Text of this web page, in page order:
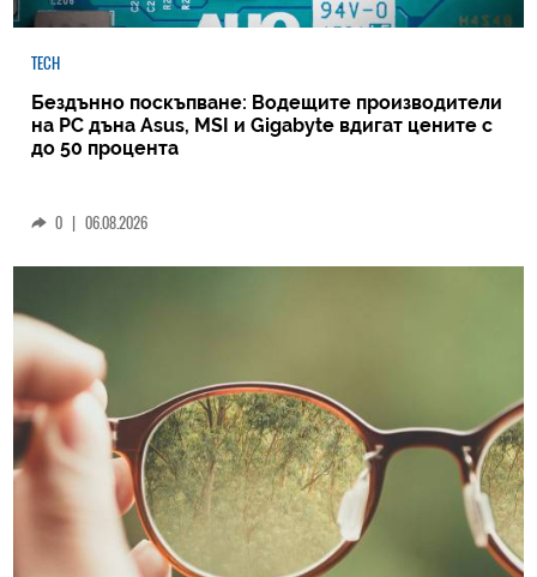
TECH
Бездънно поскъпване: Водещите производители
на РС дъна Asus, MSI и Gigabyte вдигат цените с
до 50 процента
0 | 06.08.2026